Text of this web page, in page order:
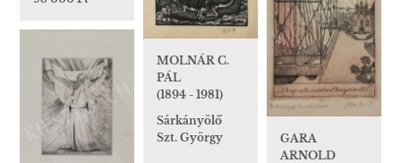
MOLNÁR C.
PÁL
(1894 - 1981)
Sárkányölő
Szt. György
GARA
ARNOLD